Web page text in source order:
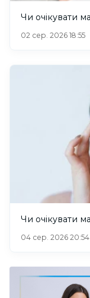
Чи очікувати
02 сер. 2026 18:55
Чи очікувати
04 сер. 2026 20:54